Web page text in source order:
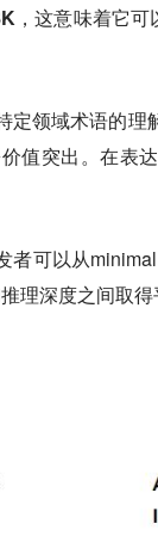
，这意味着它
领域术语的
值突出。在表
者可以从
理深度之间取得